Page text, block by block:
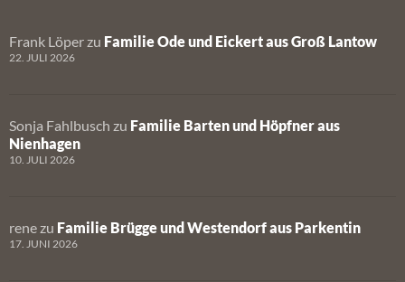
Frank Löper zu Familie Ode und Eickert aus Groß Lantow
22. JULI 2026
Sonja Fahlbusch zu Familie Barten und Höpfner aus
Nienhagen
10. JULI 2026
rene zu Familie Brügge und Westendorf aus Parkentin
17. JUNI 2026